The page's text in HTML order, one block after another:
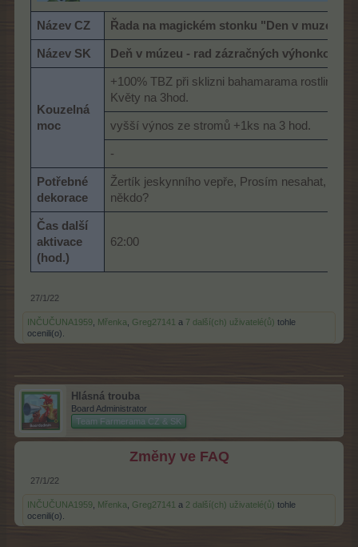
Název CZ Řada na magickém stonku "Den v muzeu" II
Název SK Deň v múzeu - rad zázračných výhonkov II
Kouzelná
moc
+100% TBZ při sklizni bahamarama rostlin z
Květy na 3hod.
vyšší výnos ze stromů +1ks na 3 hod.
-
Potřebné
dekorace
Žertík jeskynního vepře, Prosím nesahat, Je
někdo?
Čas další
aktivace
(hod.)
62:00
27/1/22
INČUČUNA1959 Mřenka Greg27141 a 7 další(ch) uživatelé(ů) tohle
ocenili(o).
Hlásná trouba
Board Administrator
Team Farmerama CZ & SK
Změny ve FAQ
27/1/22
INČUČUNA1959 Mřenka Greg27141 a 2 další(ch) uživatelé(ů) tohle
ocenili(o).